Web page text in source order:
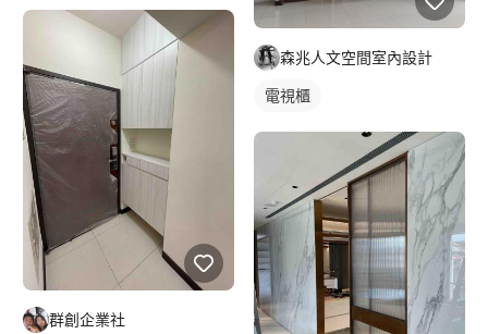
群創企業社
森兆人文空間室內設計
電視櫃